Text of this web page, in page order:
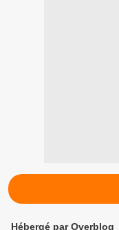
Hébergé par Overblog